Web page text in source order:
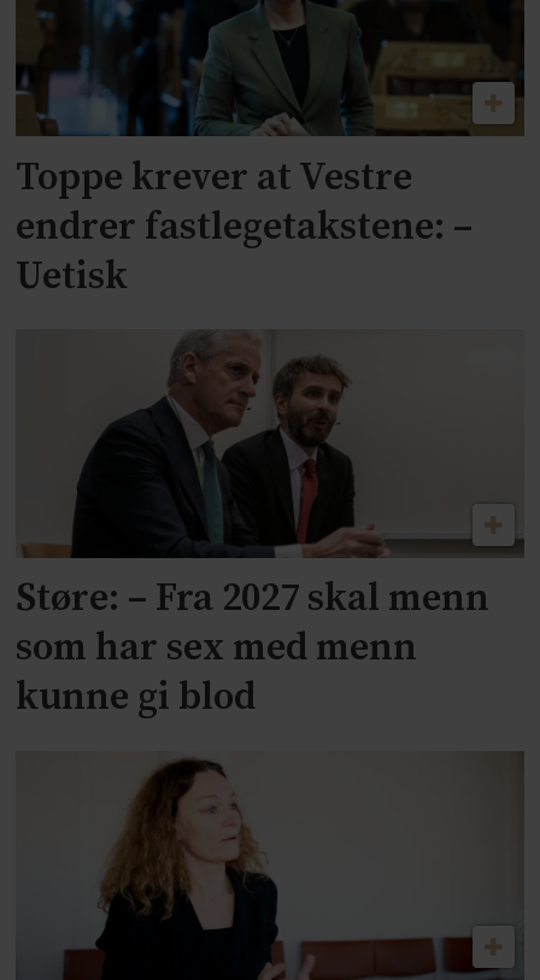
Toppe krever at Vestre
endrer fastlegetakstene: –
Uetisk
Støre: – Fra 2027 skal menn
som har sex med menn
kunne gi blod